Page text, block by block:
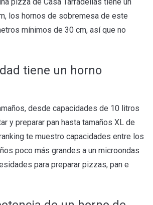
los hornos de sobremesa de este
mínimos de 30 cm, así que no
tiene un horno
desde capacidades de 10 litros
y preparar pan hasta tamaños XL de
te muestro capacidades entre los
poco más grandes a un microondas
para preparar pizzas, pan e